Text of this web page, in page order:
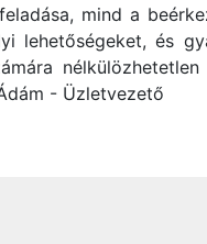
mind a
lehetőségeket, és
- Üzletvezető